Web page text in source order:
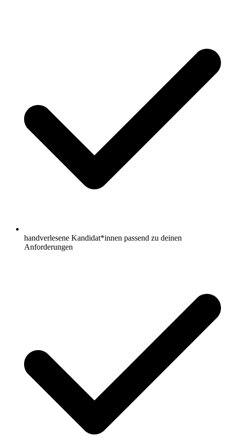
handverlesene Kandidat*innen passend zu deinen
Anforderungen